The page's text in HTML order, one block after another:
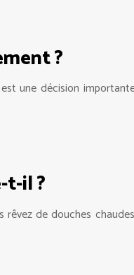
?
une décision
t-il ?
de douches